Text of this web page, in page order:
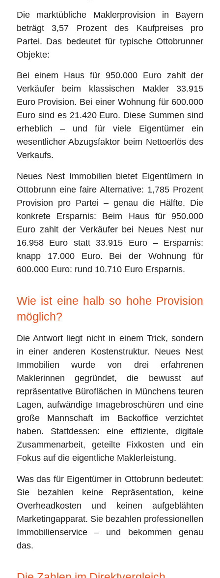
Die marktübliche Maklerprovision in Bayern
beträgt 3,57 Prozent des Kaufpreises pro
Partei. Das bedeutet für typische Ottobrunner
Objekte:
Bei einem Haus für 950.000 Euro zahlt der
Verkäufer beim klassischen Makler 33.915
Euro Provision. Bei einer Wohnung für 600.000
Euro sind es 21.420 Euro. Diese Summen sind
erheblich – und für viele Eigentümer ein
wesentlicher Abzugsfaktor beim Nettoerlös des
Verkaufs.
Neues Nest Immobilien bietet Eigentümern in
Ottobrunn eine faire Alternative: 1,785 Prozent
Provision pro Partei – genau die Hälfte. Die
konkrete Ersparnis: Beim Haus für 950.000
Euro zahlt der Verkäufer bei Neues Nest nur
16.958 Euro statt 33.915 Euro – Ersparnis:
knapp 17.000 Euro. Bei der Wohnung für
600.000 Euro: rund 10.710 Euro Ersparnis.
Wie ist eine halb so hohe Provision
möglich?
Die Antwort liegt nicht in einem Trick, sondern
in einer anderen Kostenstruktur. Neues Nest
Immobilien wurde von drei erfahrenen
Maklerinnen gegründet, die bewusst auf
repräsentative Büroflächen in Münchens teuren
Lagen, aufwändige Imagebroschüren und eine
große Mannschaft im Backoffice verzichtet
haben. Stattdessen: eine effiziente, digitale
Zusammenarbeit, geteilte Fixkosten und ein
Fokus auf die eigentliche Maklerleistung.
Was das für Eigentümer in Ottobrunn bedeutet:
Sie bezahlen keine Repräsentation, keine
Overheadkosten und keinen aufgeblähten
Marketingapparat. Sie bezahlen professionellen
Immobilienservice – und bekommen genau
das.